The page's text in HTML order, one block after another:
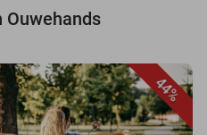
Ouwehands
44%